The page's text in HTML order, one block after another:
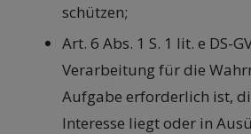
schützen;
Art. 6 Abs. 1 S. 1 lit. e DS-
Verarbeitung für die
Aufgabe erforderlich ist,
Interesse liegt oder in